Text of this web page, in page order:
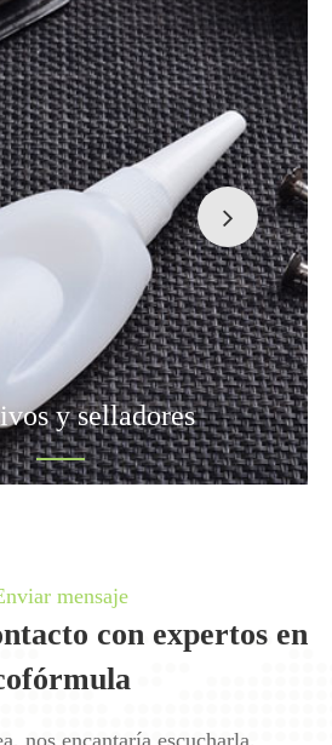
y selladores
mensaje
con expertos en
nos encantaría escucharla.